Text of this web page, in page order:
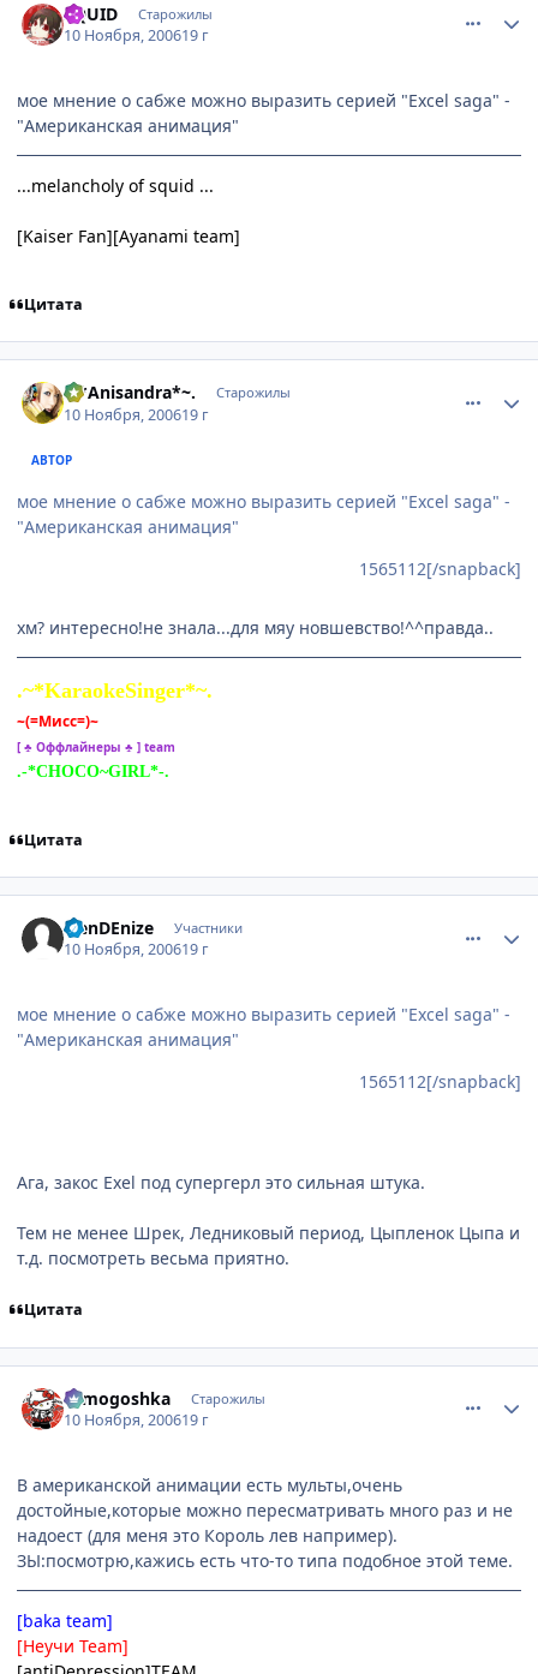
SQUID Старожилы
10 Ноября, 200619 г
мое мнение о сабже можно выразить серией "Excel saga" -
"Американская анимация"
...melancholy of squid ...
[Kaiser Fan][Ayanami team]
Цитата
.~*Anisandra*~. Старожилы
10 Ноября, 200619 г
АВТОР
мое мнение о сабже можно выразить серией "Excel saga" -
"Американская анимация"
1565112[/snapback]
хм? интересно!не знала...для мяу новшевство!^^правда..
.~*KaraokeSinger*~.
~(=Мисс=)~
[ ♣ Оффлайнеры ♣ ] team
.-*CHOCO~GIRL*-.
Цитата
alenDEnize Участники
10 Ноября, 200619 г
мое мнение о сабже можно выразить серией "Excel saga" -
"Американская анимация"
1565112[/snapback]
Ага, закос Exel под супергерл это сильная штука.
Тем не менее Шрек, Ледниковый период, Цыпленок Цыпа и
т.д. посмотреть весьма приятно.
Цитата
tomogoshka Старожилы
10 Ноября, 200619 г
В американской анимации есть мульты,очень
достойные,которые можно пересматривать много раз и не
надоест (для меня это Король лев например).
ЗЫ:посмотрю,кажись есть что-то типа подобное этой теме.
[baka team]
[Неучи Team]